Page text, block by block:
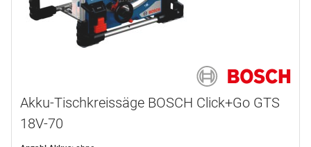
Akku-Tischkreissäge BOSCH Click+Go GTS
18V-70